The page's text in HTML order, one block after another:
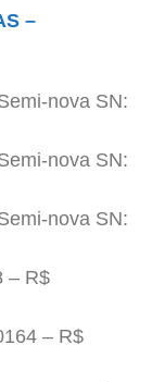
–
nova SN:
nova SN:
nova SN:
– R$
– R$